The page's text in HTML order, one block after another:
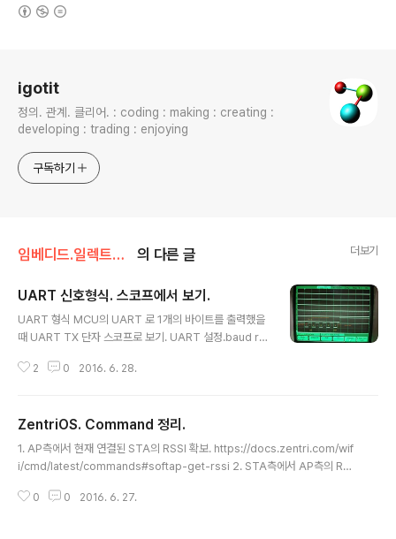
igotit
정의. 관계. 클리어. : coding : making : creating :
developing : trading : enjoying
구독하기
임베디드.일렉트로닉스 의 다른 글 더보기
UART 신호형식. 스코프에서 보기.
UART 형식 MCU의 UART 로 1개의 바이트를 출력했을
때 UART TX 단자 스코프로 보기. UART 설정.baud rat
출력 순서 : LSB first. UART 로 출력한 데이터 : 0x55
2 0 2016. 6. 28.
ZentriOS. Command 정리.
1. AP측에서 현재 연결된 STA의 RSSI 확보. https://docs.zentri.com/wif
i/cmd/latest/commands#softap-get-rssi 2. STA측에서 AP측의 RSS
et-rssi 3. AP 에서 연결된 STA의 MAC 주소 확보. - 상기 1 STA RSSI 정
0 0 2016. 6. 27.